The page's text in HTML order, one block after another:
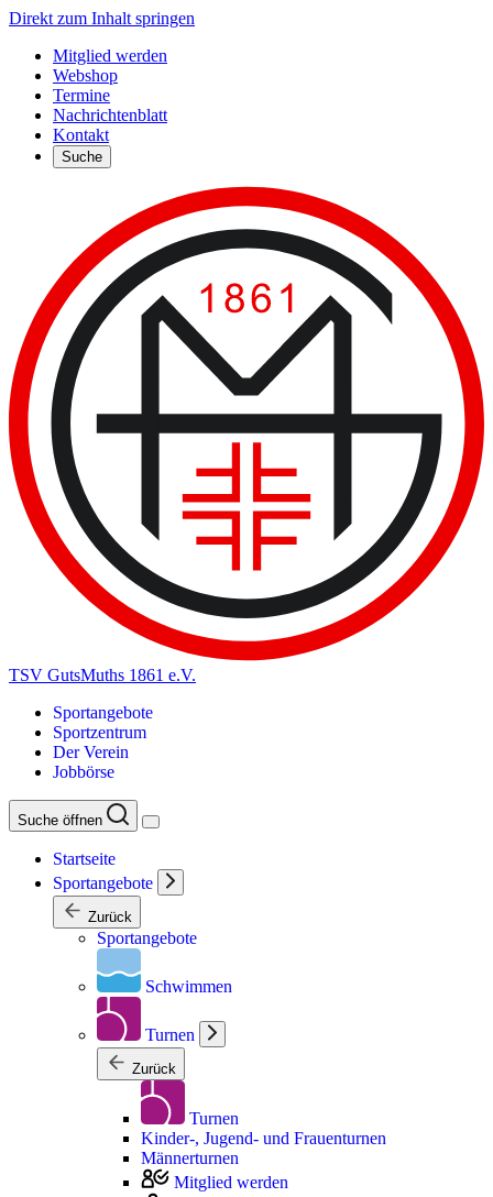
Direkt zum Inhalt springen
Mitglied werden
Webshop
Termine
Nachrichtenblatt
Kontakt
Suche
TSV GutsMuths 1861 e.V.
Sportangebote
Sportzentrum
Der Verein
Jobbörse
Suche öffnen
Startseite
Sportangebote
Zurück
Sportangebote
Schwimmen
Turnen
Zurück
Turnen
Kinder-, Jugend- und Frauenturnen
Männerturnen
Mitglied werden